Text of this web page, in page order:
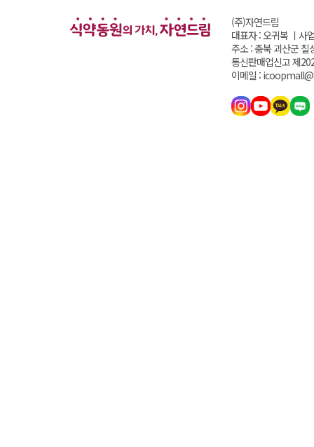
(주)자연드림
대표자 : 오귀복 ㅣ 사
주소 : 충북 괴산군 칠
통신판매업신고 제
이메일 :